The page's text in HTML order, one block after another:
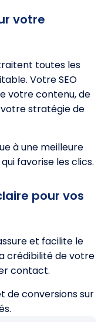
votre
toutes les
Votre SEO
votre contenu, de
stratégie de
à une meilleure
favorise les clics.
pour vos
et facilite le
crédibilité de votre
contact.
de conversions sur